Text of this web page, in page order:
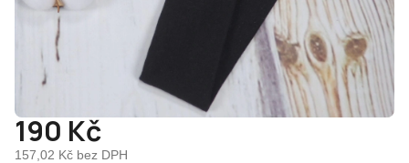
190 Kč
157,02 Kč bez DPH